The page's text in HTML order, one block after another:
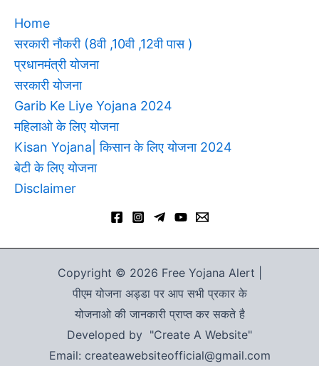
Home
सरकारी नौकरी (8वी ,10वी ,12वी पास )
प्रधानमंत्री योजना
सरकारी योजना
Garib Ke Liye Yojana 2024
महिलाओ के लिए योजना
Kisan Yojana| किसान के लिए योजना 2024
बेटी के लिए योजना
Disclaimer
Copyright © 2026 Free Yojana Alert |
पीएम योजना अड्डा पर आप सभी प्रकार के
योजनाओ की जानकारी प्राप्त कर सकते है
Developed by "Create A Website"
Email: createawebsiteofficial@gmail.com